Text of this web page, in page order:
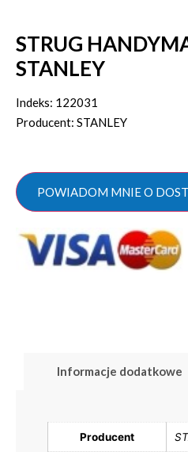
STRUG
STANLEY
Indeks: 122031
Producent: STANLEY
POWIADOM MNIE O
Informacje dodatkowe
Producent